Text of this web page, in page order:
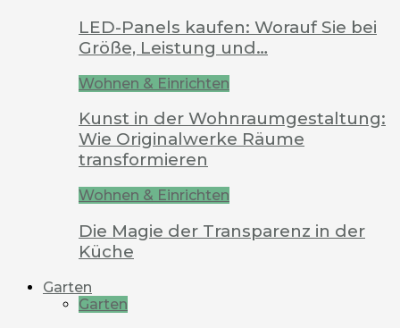
LED-Panels kaufen: Worauf Sie bei
Größe, Leistung und…
Wohnen & Einrichten
Kunst in der Wohnraumgestaltung:
Wie Originalwerke Räume
transformieren
Wohnen & Einrichten
Die Magie der Transparenz in der
Küche
Garten
Garten